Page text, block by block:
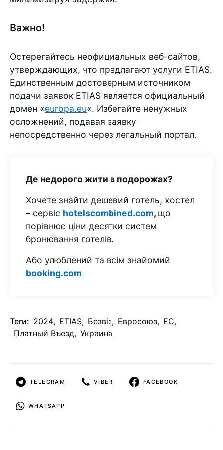
Важно!
Остерегайтесь неофициальных веб-сайтов,
утверждающих, что предлагают услуги ETIAS.
Единственным достоверным источником
подачи заявок ETIAS является официальный
домен «europa.eu«. Избегайте ненужных
осложнений, подавая заявку
непосредственно через легальный портал.
Де недорого жити в подорожах?
Хочете знайти дешевий готель, хостел
– сервіс hotelscombined.com, що
порівнює ціни десятки систем
бронювання готелів.
Або улюблений та всім знайомий
booking.com
Теги: 2024, ETIAS, Безвіз, Евросоюз, ЕС,
Платный Въезд, Украина
TELEGRAM VIBER FACEBOOK
WHATSAPP